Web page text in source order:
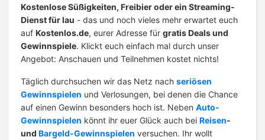
Kostenlose Süßigkeiten, Freibier oder ein Streaming-
Dienst für lau - das und noch vieles mehr erwartet euch
auf Kostenlos.de, eurer Adresse für gratis Deals und
Gewinnspiele. Klickt euch einfach mal durch unser
Angebot: Anschauen und Teilnehmen kostet nichts!
Täglich durchsuchen wir das Netz nach seriösen
Gewinnspielen und Verlosungen, bei denen die Chance
auf einen Gewinn besonders hoch ist. Neben Auto-
Gewinnspielen könnt ihr euer Glück auch bei Reisen-
und Bargeld-Gewinnspielen versuchen. Ihr wollt